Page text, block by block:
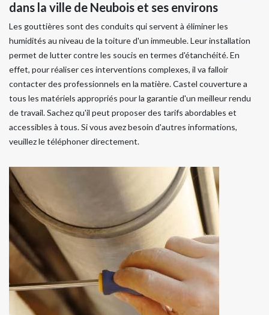
dans la ville de Neubois et ses environs
Les gouttières sont des conduits qui servent à éliminer les
humidités au niveau de la toiture d'un immeuble. Leur installation
permet de lutter contre les soucis en termes d'étanchéité. En
effet, pour réaliser ces interventions complexes, il va falloir
contacter des professionnels en la matière. Castel couverture a
tous les matériels appropriés pour la garantie d'un meilleur rendu
de travail. Sachez qu'il peut proposer des tarifs abordables et
accessibles à tous. Si vous avez besoin d'autres informations,
veuillez le téléphoner directement.